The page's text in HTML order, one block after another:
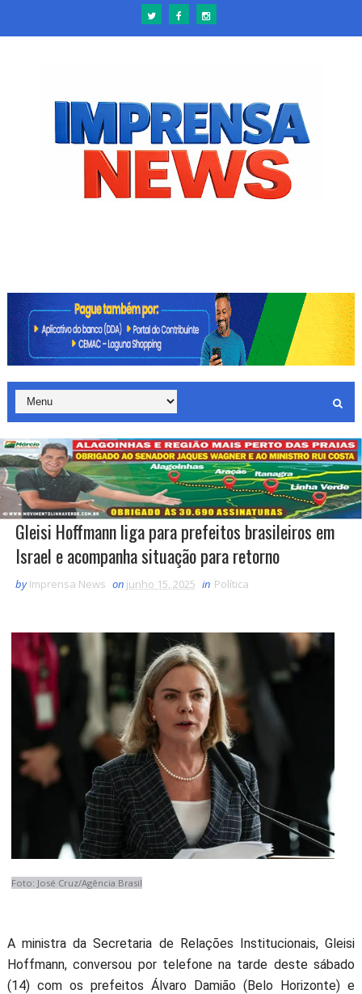
Gleisi Hoffmann liga para prefeitos brasileiros em
Israel e acompanha situação para retorno
by Imprensa News on junho 15, 2025 in Política
Foto: José Cruz/Agência Brasil
A ministra da Secretaria de Relações Institucionais, Gleisi
Hoffmann, conversou por telefone na tarde deste sábado
(14) com os prefeitos Álvaro Damião (Belo Horizonte) e